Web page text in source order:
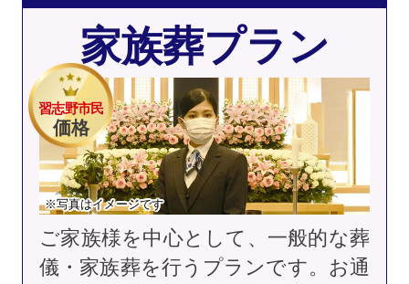
習志野市民
価格
※写真はイメージです
家族葬プラン
ご家族様を中心として、一般的な葬
儀・家族葬を行うプランです。お通